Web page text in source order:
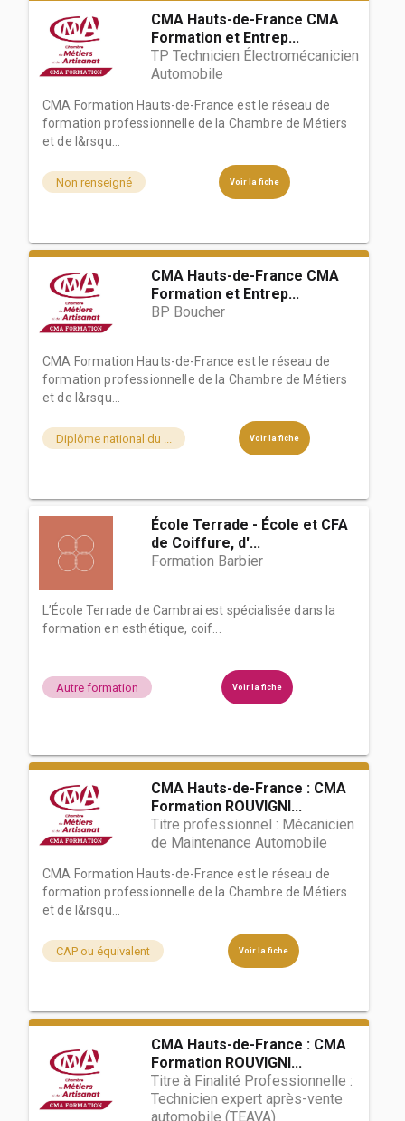
CMA Hauts-de-France CMA
Formation et Entrep...
TP Technicien Électromécanicien
Automobile
CMA Formation Hauts-de-France est le réseau de
formation professionnelle de la Chambre de Métiers
et de l&rsqu...
Non renseigné Voir la fiche
CMA Hauts-de-France CMA
Formation et Entrep...
BP Boucher
CMA Formation Hauts-de-France est le réseau de
formation professionnelle de la Chambre de Métiers
et de l&rsqu...
Diplôme national du ... Voir la fiche
École Terrade - École et CFA
de Coiffure, d'...
Formation Barbier
L’École Terrade de Cambrai est spécialisée dans la
formation en esthétique, coif...
Autre formation Voir la fiche
CMA Hauts-de-France : CMA
Formation ROUVIGNI...
Titre professionnel : Mécanicien
de Maintenance Automobile
CMA Formation Hauts-de-France est le réseau de
formation professionnelle de la Chambre de Métiers
et de l&rsqu...
CAP ou équivalent Voir la fiche
CMA Hauts-de-France : CMA
Formation ROUVIGNI...
Titre à Finalité Professionnelle :
Technicien expert après-vente
automobile (TEAVA)